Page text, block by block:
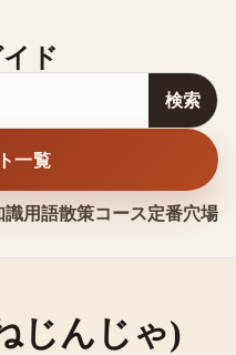
ド
識用語散策コース定番穴場
検索
一覧
じんじゃ)